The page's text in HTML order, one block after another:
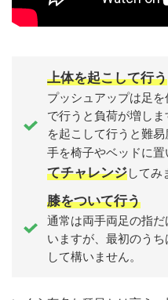
上体を起こして行う
プッシュアップは足
で行うと負荷が増し
を起こして行うと難易
手を椅子やベッドに置
てチャレンジしてみ
膝をついて行う
通常は両手両足の指
いますが、最初のう
して構いません。